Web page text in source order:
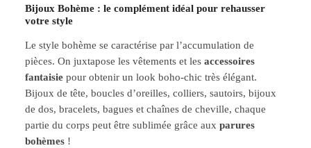
Bijoux Bohème : le complément idéal pour rehausser
votre style
Le style bohème se caractérise par l’accumulation de
pièces. On juxtapose les vêtements et lesaccessoires
fantaisie pour obtenir un look boho-chic très élégant.
Bijoux de tête, boucles d’oreilles, colliers, sautoirs, bijoux
de dos, bracelets, bagues et chaînes de cheville, chaque
partie du corps peut être sublimée grâce auxparures
bohèmes !